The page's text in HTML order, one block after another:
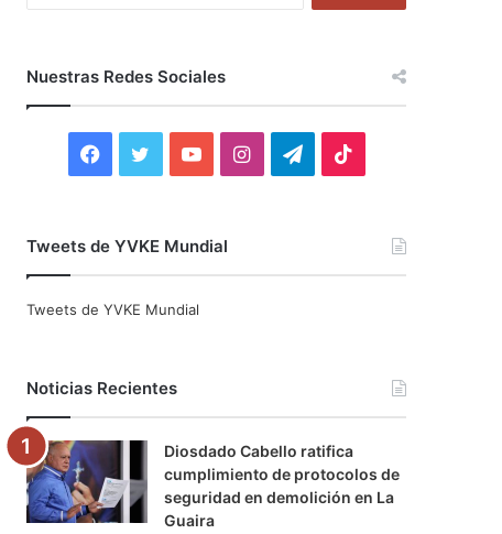
Nuestras Redes Sociales
F
c
o
k
i
r
Y
u
e
I
r
a
m
T
a
m
Tweets de YVKE Mundial
Tweets de YVKE Mundial
Noticias Recientes
Diosdado Cabello ratifica
cumplimiento de protocolos de
seguridad en demolición en La
Guaira